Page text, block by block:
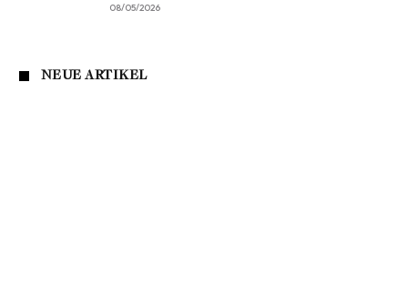
08/05/2026
NEUE ARTIKEL